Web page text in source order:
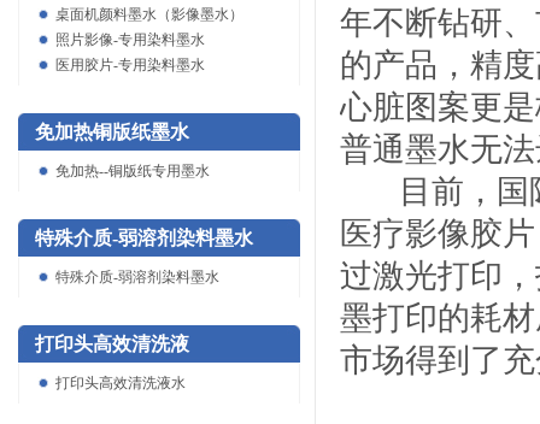
桌面机颜料墨水（影像墨水）
照片影像-专用染料墨水
医用胶片-专用染料墨水
免加热铜版纸墨水
免加热--铜版纸专用墨水
特殊介质-弱溶剂染料墨水
特殊介质-弱溶剂染料墨水
打印头高效清洗液
打印头高效清洗液水
年不断钻研
的产品，精
心脏图案更
普通墨水无
目前，
医疗影像胶
过激光打印
墨打印的耗
市场得到了